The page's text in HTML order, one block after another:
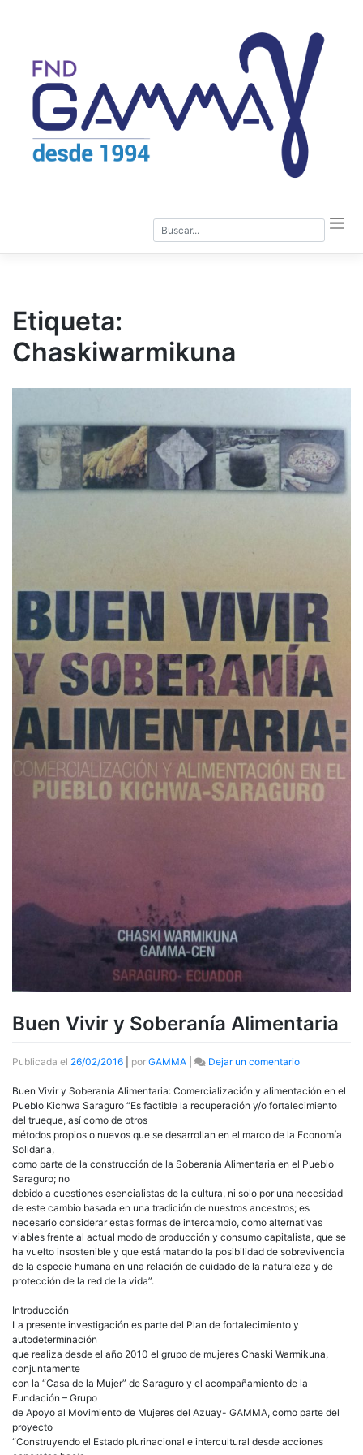
Etiqueta:
Chaskiwarmikuna
Buen Vivir y Soberanía Alimentaria
Publicada el 26/02/2016 por GAMMA Dejar un comentarioen
Vivir
y
Alimentaria
Buen Vivir y Soberanía Alimentaria: Comercialización y alimentación en el
Pueblo Kichwa Saraguro “Es factible la recuperación y/o fortalecimiento
del trueque, así como de otros
métodos propios o nuevos que se desarrollan en el marco de la Economía
Solidaria,
como parte de la construcción de la Soberanía Alimentaria en el Pueblo
Saraguro; no
debido a cuestiones esencialistas de la cultura, ni solo por una necesidad
de este cambio basada en una tradición de nuestros ancestros; es
necesario considerar estas formas de intercambio, como alternativas
viables frente al actual modo de producción y consumo capitalista, que se
ha vuelto insostenible y que está matando la posibilidad de sobrevivencia
de la especie humana en una relación de cuidado de la naturaleza y de
protección de la red de la vida”.
Introducción
La presente investigación es parte del Plan de fortalecimiento y
autodeterminación
que realiza desde el año 2010 el grupo de mujeres Chaski Warmikuna,
conjuntamente
con la “Casa de la Mujer” de Saraguro y el acompañamiento de la
Fundación – Grupo
de Apoyo al Movimiento de Mujeres del Azuay- GAMMA, como parte del
proyecto
“Construyendo el Estado plurinacional e intercultural desde acciones